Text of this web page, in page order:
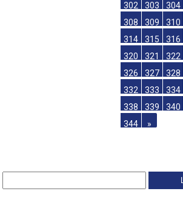
302
303 304
308
309 310
314
315 316
320
321 322
326
327 328
332
333 334
338
339 340
344
»